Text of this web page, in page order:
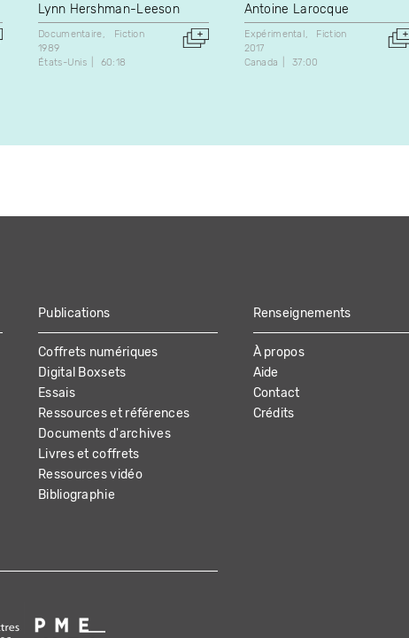
Lynn Hershman-Leeson
Documentaire
Fiction
1989
États-Unis
60:18
Antoine Larocque
Expérimental
Fiction
2017
Canada
37:00
Publications
Coffrets numériques
Digital Boxsets
Essais
Ressources et références
Documents d'archives
Livres et coffrets
Ressources vidéo
Bibliographie
Renseignements
À propos
Aide
Contact
Crédits